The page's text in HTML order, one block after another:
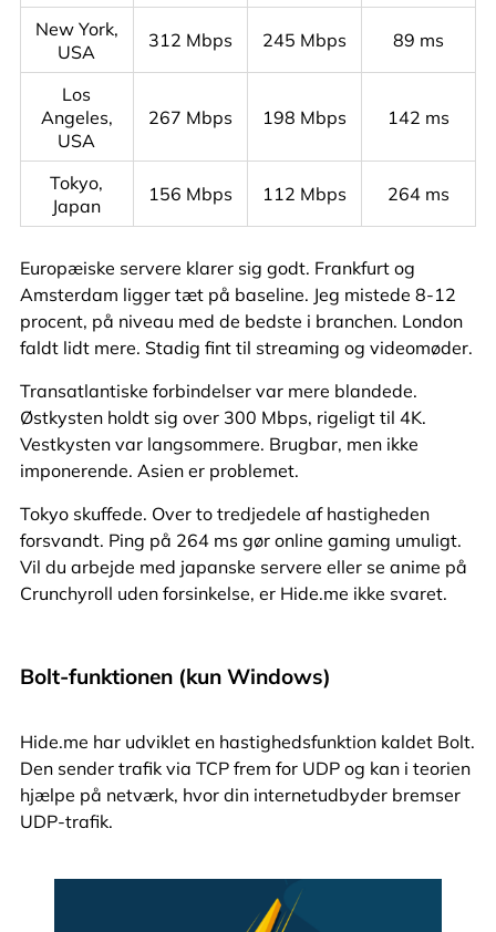
New York,
USA
312 Mbps 245 Mbps 89 ms
Los
Angeles,
USA
267 Mbps 198 Mbps 142 ms
Tokyo,
Japan
156 Mbps 112 Mbps 264 ms
Europæiske servere klarer sig godt. Frankfurt og
Amsterdam ligger tæt på baseline. Jeg mistede 8-12
procent, på niveau med de bedste i branchen. London
faldt lidt mere. Stadig fint til streaming og videomøder.
Transatlantiske forbindelser var mere blandede.
Østkysten holdt sig over 300 Mbps, rigeligt til 4K.
Vestkysten var langsommere. Brugbar, men ikke
imponerende. Asien er problemet.
Tokyo skuffede. Over to tredjedele af hastigheden
forsvandt. Ping på 264 ms gør online gaming umuligt.
Vil du arbejde med japanske servere eller se anime på
Crunchyroll uden forsinkelse, er Hide.me ikke svaret.
Bolt-funktionen (kun Windows)
Hide.me har udviklet en hastighedsfunktion kaldet Bolt.
Den sender trafik via TCP frem for UDP og kan i teorien
hjælpe på netværk, hvor din internetudbyder bremser
UDP-trafik.